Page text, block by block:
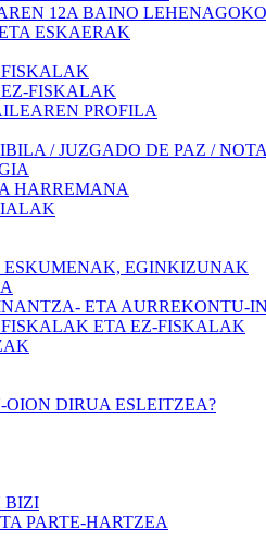
12A BAINO
ESKAERAK
FISKALAK
PROFILA
/ JUZGADO DE PAZ /
HARREMANA
EGINKIZUNAK
ETA AURREKONTU-
ETA EZ-FISKALAK
DIRUA ESLEITZEA?
BIZI
PARTE-HARTZEA